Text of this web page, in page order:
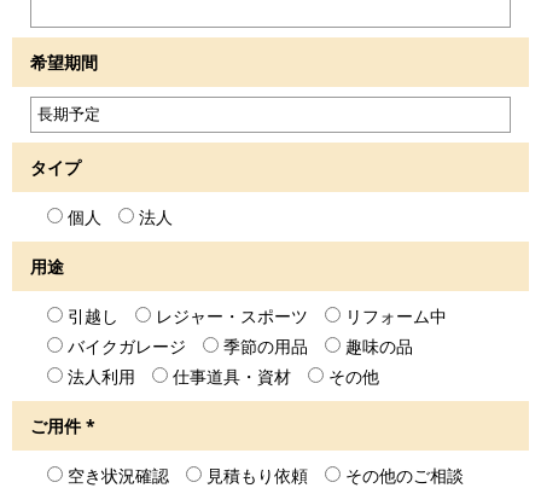
希望期間
タイプ
個人 法人
用途
引越し レジャー・スポーツ
リフォーム中
バイクガレージ
季節の用品
趣味の品
法人利用
仕事道具・資材 その他
ご用件*
空き状況確認 見積もり依頼 その他のご相談